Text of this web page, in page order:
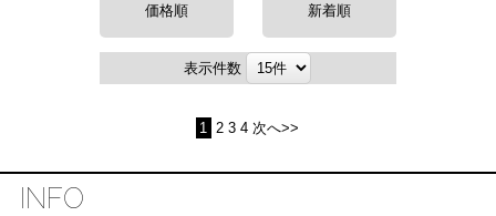
価格順 新着順
表示件数
1 2 3 4 次へ>>
INFO